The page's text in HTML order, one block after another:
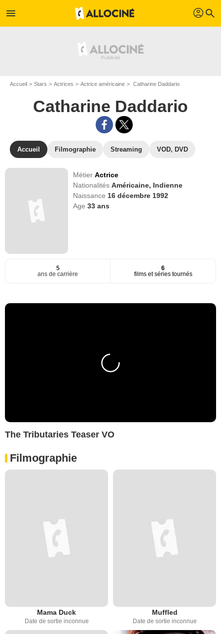
menu profil search
Accueil Stars Actrices Actrice américaine Catharine Daddario
Catharine Daddario
Accueil Filmographie Streaming VOD, DVD
MétierActrice
NationalitésAméricaine, Indienne
Naissance 16 décembre 1992
Age33 ans
5
ans de carrière
6
films et séries tournés
The Tributaries Teaser VO
Filmographie
Mama Duck
Date de sortie inconnue
Muffled
Date de sortie inconnue